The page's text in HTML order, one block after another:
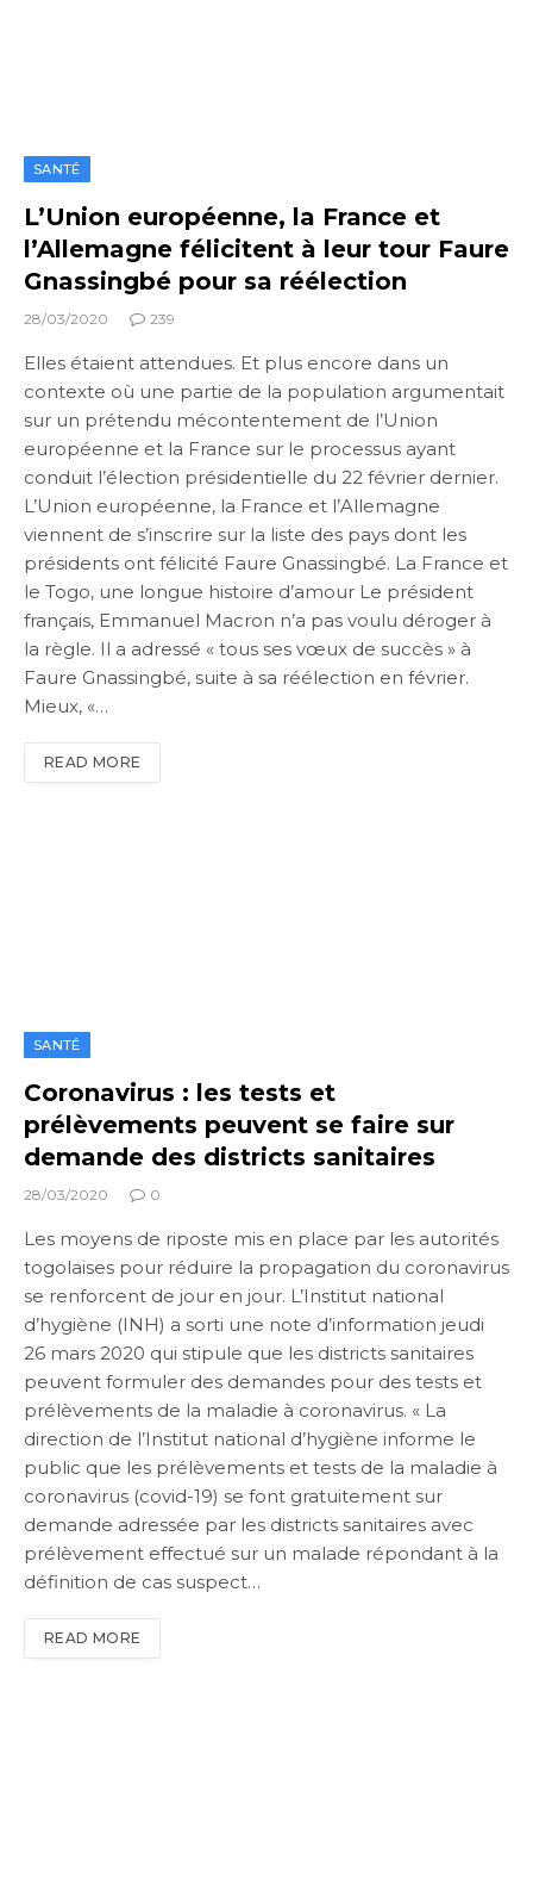
SANTÉ
L’Union européenne, la France et
l’Allemagne félicitent à leur tour Faure
Gnassingbé pour sa réélection
28/03/2020 239
Elles étaient attendues. Et plus encore dans un
contexte où une partie de la population argumentait
sur un prétendu mécontentement de l’Union
européenne et la France sur le processus ayant
conduit l’élection présidentielle du 22 février dernier.
L’Union européenne, la France et l’Allemagne
viennent de s’inscrire sur la liste des pays dont les
présidents ont félicité Faure Gnassingbé. La France et
le Togo, une longue histoire d’amour Le président
français, Emmanuel Macron n’a pas voulu déroger à
la règle. Il a adressé « tous ses vœux de succès » à
Faure Gnassingbé, suite à sa réélection en février.
Mieux, «…
READ MORE
SANTÉ
Coronavirus : les tests et
prélèvements peuvent se faire sur
demande des districts sanitaires
28/03/2020 0
Les moyens de riposte mis en place par les autorités
togolaises pour réduire la propagation du coronavirus
se renforcent de jour en jour. L’Institut national
d’hygiène (INH) a sorti une note d’information jeudi
26 mars 2020 qui stipule que les districts sanitaires
peuvent formuler des demandes pour des tests et
prélèvements de la maladie à coronavirus. « La
direction de l’Institut national d’hygiène informe le
public que les prélèvements et tests de la maladie à
coronavirus (covid-19) se font gratuitement sur
demande adressée par les districts sanitaires avec
prélèvement effectué sur un malade répondant à la
définition de cas suspect…
READ MORE